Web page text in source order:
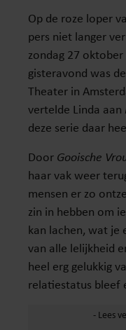
Op de roze loper
pers niet langer
zondag 27
gisteravond was
Theater in
vertelde Linda aan
deze serie daar
Door Gooische
haar vak weer
mensen er zo
zin in hebben om
kan lachen, wat je
van alle lelijkheid
heel erg gelukkig
relatiestatus bleef